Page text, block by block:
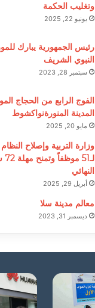
وتغليب الحكمة
يونيو 22, 2025
رئيس الجمهورية يبارك
النبوي الشريف
سبتمبر 28, 2023
الفوج الرابع من الحجاج
المدينة المنورةنواكشوط
مايو 20, 2025
وزارة التربية وإصلاح
النهائي
أبريل 29, 2025
معالم مدينة سلا
ديسمبر 31, 2023